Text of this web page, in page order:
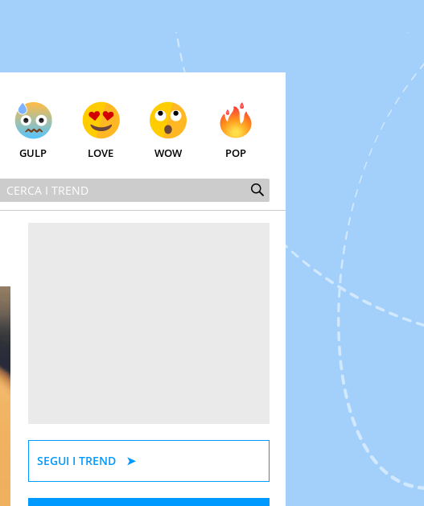
GULP LOVE WOW POP
SEGUI I TREND